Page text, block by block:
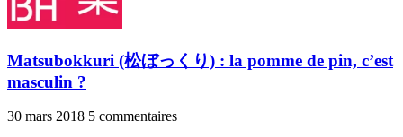
Matsubokkuri (松ぼっくり) : la pomme de pin, c’est
masculin ?
30 mars 2018 5 commentaires